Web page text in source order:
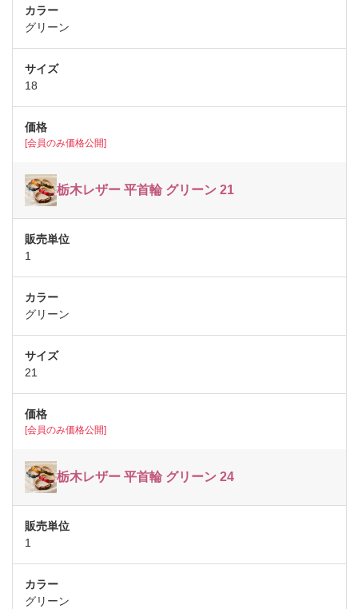
グリーン
18
[会員のみ価格公開]
栃木レザー 平首輪 グリーン 21
1
グリーン
21
[会員のみ価格公開]
栃木レザー 平首輪 グリーン 24
1
グリーン